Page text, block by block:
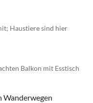
Haustiere sind hier
Balkon mit Esstisch
Wanderwegen